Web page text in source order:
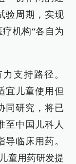
验周期，实现
机构“各自为
支持路径。
宜儿童使用但
同研究，将已
至中国儿科人
临床用药。
童用药研发提